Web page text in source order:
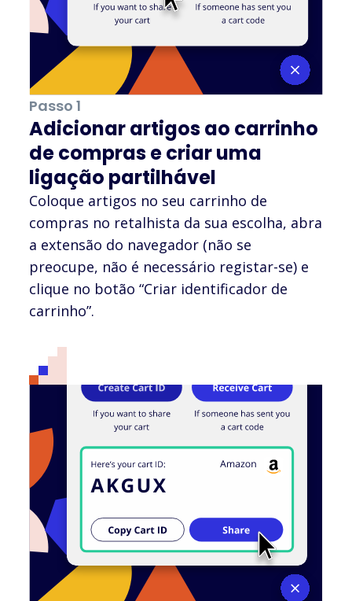
Passo 1
Adicionar artigos ao carrinho
de compras e criar uma
ligação partilhável
Coloque artigos no seu carrinho de
compras no retalhista da sua escolha, abra
a extensão do navegador (não se
preocupe, não é necessário registar-se) e
clique no botão “Criar identificador de
carrinho”.